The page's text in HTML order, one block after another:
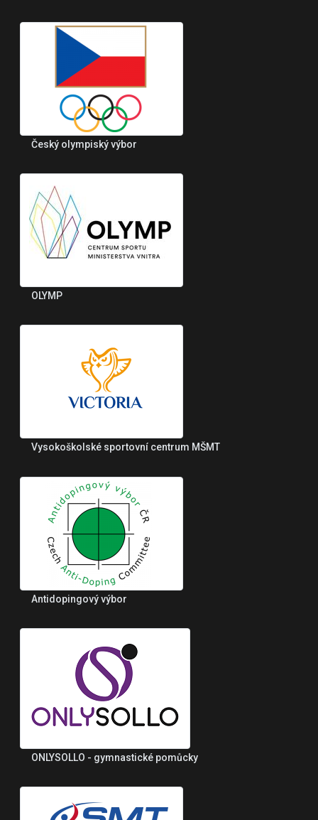
Český olympiský výbor
OLYMP
Vysokoškolské sportovní centrum MŠMT
Antidopingový výbor
ONLYSOLLO - gymnastické pomůcky